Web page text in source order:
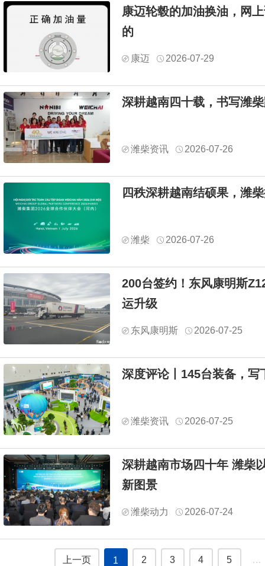
康迈轮毂的加油换油，网
的
康迈 2026-07-29
深耕越南四十载，书写潍
潍柴资讯 2026-07-26
四秩深耕越南结硕果，潍
潍柴 2026-07-26
200台签约！东风康明斯
运升级
东风康明斯 2026-07-25
深度评论丨145台装备，写
潍柴资讯 2026-07-25
深耕越南市场四十年 潍柴
新图景
潍柴动力 2026-07-24
上一页 1 2 3 4 5 …